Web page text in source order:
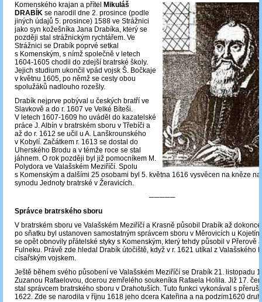
Komenského krajan a přítel
Mikuláš
DRABÍK se narodil dne 2. prosince (podle
jiných údajů 5. prosince) 1588 ve Strážnici
jako syn kožešníka Jana Drabíka, který se
později stal strážnickým rychtářem. Ve
Strážnici se Drabík poprvé setkal
s Komenským, s nímž společně v letech
1604-1605 chodil do zdejší bratrské školy.
Jejich studium ukončil vpád vojsk Š. Bočkaje
v květnu 1605, po němž se cesty obou
spolužáků nadlouho rozešly.
Drabík nejprve pobýval u českých bratří ve
Slavkově a do r. 1607 ve Velké Bíteši.
V letech 1607-1609 ho uváděl do kazatelské
práce J. Albín v bratrském sboru v Třebíči a
až do r. 1612 se učil u A. Lanškrounského
v Kobylí. Začátkem r. 1613 se dostal do
Uherského Brodu a v témže roce se stal
jáhnem. O rok později byl již pomocníkem M.
Polydora ve Valašském Meziříčí. Spolu
s Komenským a dalšími 25 osobami byl 5. května 1616 vysvěcen na kněze
synodu Jednoty bratrské v Žeravicích.
─────
Správce bratrského sboru
V bratrském sboru ve Valašském Meziříčí a Krasně působil Drabík až
po sňatku byl ustanoven samostatným správcem sboru v Měrovicích u
se opět obnovily přátelské styky s Komenským, který tehdy působil v Přerově
Fulneku. Právě zde hledal Drabík útočiště, když v r. 1621 utíkal z Valašského
císařským vojskem.
Ještě během svého působení ve Valašském Meziříčí se Drabík 21. listopadu
Zuzanou Rafaelovou, dcerou zemřelého soukeníka Rafaela Holila. Již 17.
stal správcem bratrského sboru v Drahotuších. Tuto funkci vykonával s
1622. Zde se narodila v říjnu 1618 jeho dcera Kateřina a na podzim1620